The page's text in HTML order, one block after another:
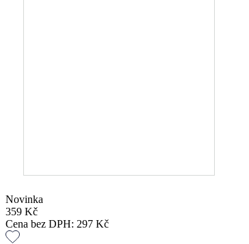
Novinka
359 Kč
Cena bez DPH: 297 Kč